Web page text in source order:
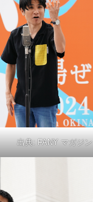
出典: FANY マガジン